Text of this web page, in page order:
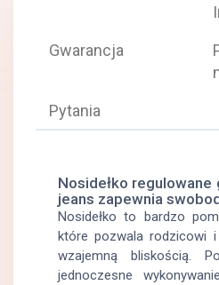
gwarancja
pytania
Nosidełko regulowane
jeans zapewnia
Nosidełko to bardzo
które pozwala rodzicowi
wzajemną bliskością.
jednoczesne